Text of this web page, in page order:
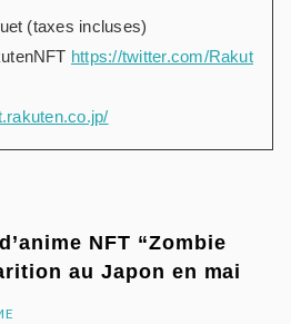
(taxes incluses)
https://twitter.com/Rakut
NFT “Zombie
au Japon en mai